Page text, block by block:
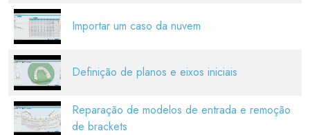
Importar um caso da nuvem
Definição de planos e eixos iniciais
Reparação de modelos de entrada e remoção
de brackets